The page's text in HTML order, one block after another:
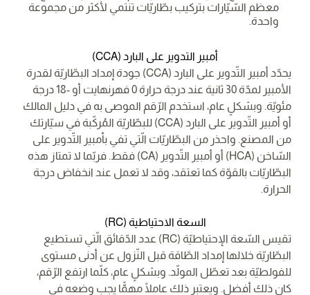
معظم السّيّارات بتركيب بطّاريّات تنتمي لأكثر من مجموعة
واحدة.
أمبير التدوير على البارد (CCA)
يحدّد أمبير التّدوير على البارد (CCA) جودة إمداد البطّاريّة لقدرة
الأمبير لمدّة 30 ثانية عند درجة حرارة 0 فهرنهايت أو -18 درجة
مئويّة. وبشكلٍ عام، استخدم الرّقم الموصى به في دليل المالك
أو أمبير التّدوير على البارد (CCA) للبطّاريّة المُركّبة في سيّارتك
من المصنع. واحذر من البطّاريّات الّتي تفي بأمبير التّدوير على
السّاخن (HCA) أو أمبير التّدوير (CA) فقط. فربّما لا تمتاز هذه
البطّاريّات بالقوّة كما تعتقد، وقد لا تعمل عند انخفاض درجة
الحرارة.
السعة الاحتياطية (RC)
تقيس السّعة الإحتياطيّة (RC) عدد الدّقائق الّتي تستطيع
البطّاريّة خلالها إمداد الطّاقة قبل النّزول عن أدنى مستوى
للفولطيّة بعد تعطّل المولّد. وبشكلٍ عام، كلّما ارتفع الرّقم،
كان ذلك أفضل. ويعتبر ذلك عاملًا مهمًّا يجب وضعه في